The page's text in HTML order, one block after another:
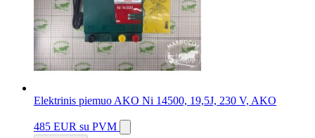
Elektrinis piemuo AKO Ni 14500, 19,5J, 230 V, AKO
485 EUR su PVM